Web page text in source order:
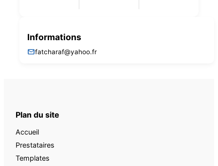
Informations
fatcharaf@yahoo.fr
Plan du site
Accueil
Prestataires
Templates